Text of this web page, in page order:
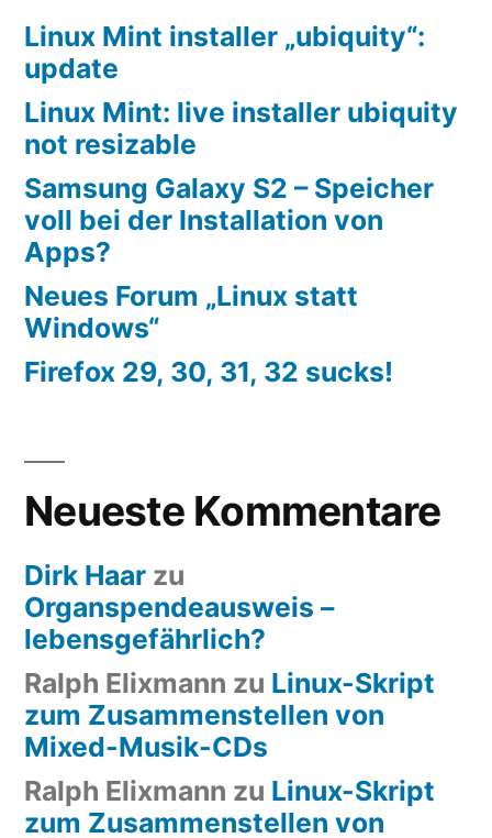
Linux Mint installer „ubiquity“:
update
Linux Mint: live installer ubiquity
not resizable
Samsung Galaxy S2 – Speicher
voll bei der Installation von
Apps?
Neues Forum „Linux statt
Windows“
Firefox 29, 30, 31, 32 sucks!
Neueste Kommentare
Dirk Haar zu
Organspendeausweis –
lebensgefährlich?
Ralph Elixmann zu Linux-Skript
zum Zusammenstellen von
Mixed-Musik-CDs
Ralph Elixmann zu Linux-Skript
zum Zusammenstellen von